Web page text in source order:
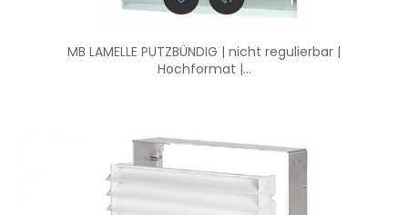
MB LAMELLE PUTZBÜNDIG | nicht regulierbar |
Hochformat |...